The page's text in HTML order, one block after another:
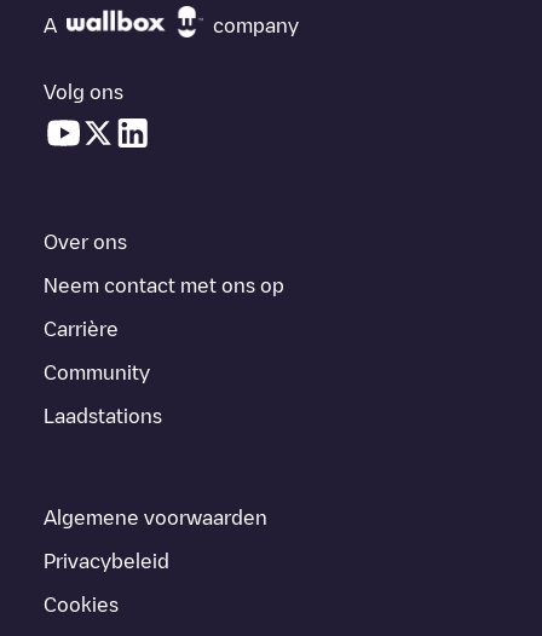
A company
Volg ons
Over ons
Neem contact met ons op
Carrière
Community
Laadstations
Algemene voorwaarden
Privacybeleid
Cookies